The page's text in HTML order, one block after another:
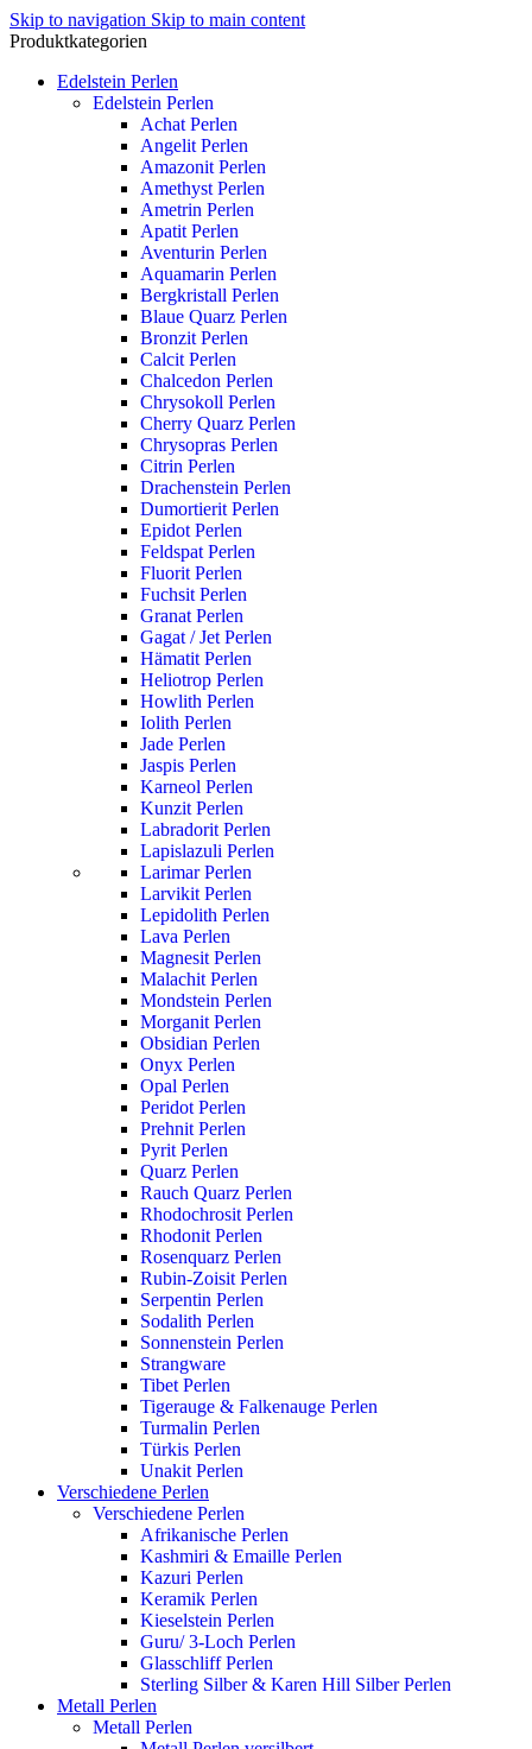
Skip to navigation Skip to main content
Produktkategorien
Edelstein Perlen
Edelstein Perlen
Achat Perlen
Angelit Perlen
Amazonit Perlen
Amethyst Perlen
Ametrin Perlen
Apatit Perlen
Aventurin Perlen
Aquamarin Perlen
Bergkristall Perlen
Blaue Quarz Perlen
Bronzit Perlen
Calcit Perlen
Chalcedon Perlen
Chrysokoll Perlen
Cherry Quarz Perlen
Chrysopras Perlen
Citrin Perlen
Drachenstein Perlen
Dumortierit Perlen
Epidot Perlen
Feldspat Perlen
Fluorit Perlen
Fuchsit Perlen
Granat Perlen
Gagat / Jet Perlen
Hämatit Perlen
Heliotrop Perlen
Howlith Perlen
Iolith Perlen
Jade Perlen
Jaspis Perlen
Karneol Perlen
Kunzit Perlen
Labradorit Perlen
Lapislazuli Perlen
Larimar Perlen
Larvikit Perlen
Lepidolith Perlen
Lava Perlen
Magnesit Perlen
Malachit Perlen
Mondstein Perlen
Morganit Perlen
Obsidian Perlen
Onyx Perlen
Opal Perlen
Peridot Perlen
Prehnit Perlen
Pyrit Perlen
Quarz Perlen
Rauch Quarz Perlen
Rhodochrosit Perlen
Rhodonit Perlen
Rosenquarz Perlen
Rubin-Zoisit Perlen
Serpentin Perlen
Sodalith Perlen
Sonnenstein Perlen
Strangware
Tibet Perlen
Tigerauge & Falkenauge Perlen
Turmalin Perlen
Türkis Perlen
Unakit Perlen
Verschiedene Perlen
Verschiedene Perlen
Afrikanische Perlen
Kashmiri & Emaille Perlen
Kazuri Perlen
Keramik Perlen
Kieselstein Perlen
Guru/ 3-Loch Perlen
Glasschliff Perlen
Sterling Silber & Karen Hill Silber Perlen
Metall Perlen
Metall Perlen